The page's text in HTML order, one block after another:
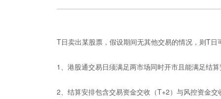
T日卖出某股票，假设期间无其他交易的情况，则T
1、港股通交易日须满足两市场同时开市且能满足结
2、结算安排包含交易资金交收（T+2）与风控资金交